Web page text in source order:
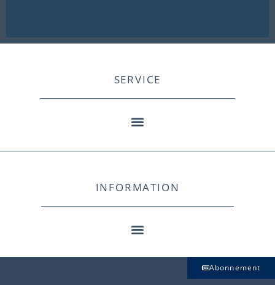
SERVICE
INFORMATION
Abonnement